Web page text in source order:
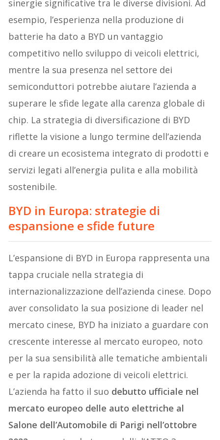
sinergie significative tra le diverse divisioni. Ad
esempio, l’esperienza nella produzione di
batterie ha dato a BYD un vantaggio
competitivo nello sviluppo di veicoli elettrici,
mentre la sua presenza nel settore dei
semiconduttori potrebbe aiutare l’azienda a
superare le sfide legate alla carenza globale di
chip. La strategia di diversificazione di BYD
riflette la visione a lungo termine dell’azienda
di creare un ecosistema integrato di prodotti e
servizi legati all’energia pulita e alla mobilità
sostenibile.
BYD in Europa: strategie di
espansione e sfide future
L’espansione di BYD in Europa rappresenta una
tappa cruciale nella strategia di
internazionalizzazione dell’azienda cinese. Dopo
aver consolidato la sua posizione di leader nel
mercato cinese, BYD ha iniziato a guardare con
crescente interesse al mercato europeo, noto
per la sua sensibilità alle tematiche ambientali
e per la rapida adozione di veicoli elettrici.
L’azienda ha fatto il suo debutto ufficiale nel
mercato europeo delle auto elettriche al
Salone dell’Automobile di Parigi nell’ottobre